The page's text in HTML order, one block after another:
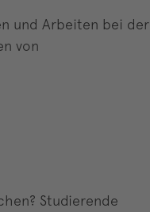
und Arbeiten bei der
von
Studierende